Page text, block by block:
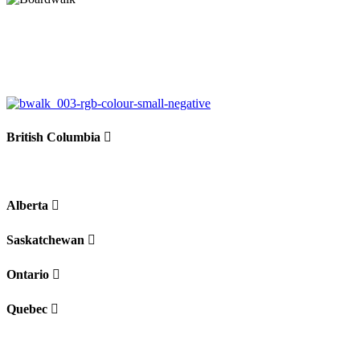
British Columbia
Alberta
Saskatchewan
Ontario
Quebec